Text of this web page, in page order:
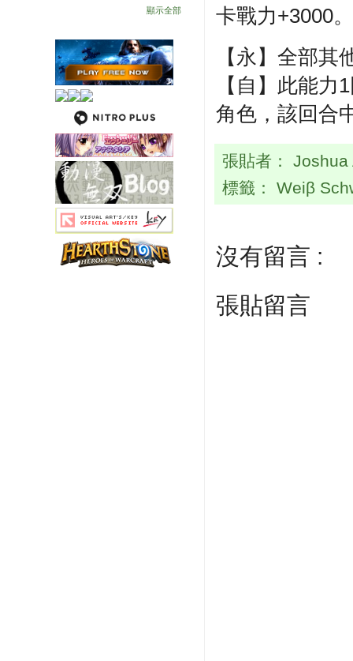
卡戰力+3000。
【永】全部
【自】此能
角色，該回合
張貼者：
標籤： Weiβ
沒有留言 :
張貼留言
顯示全部